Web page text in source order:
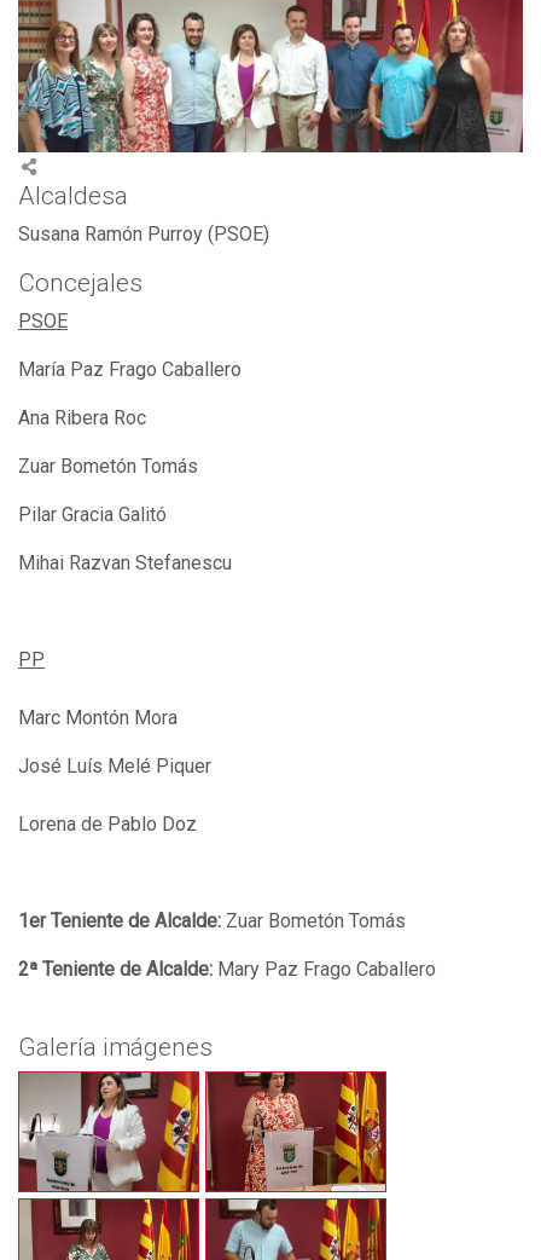
Alcaldesa
Susana Ramón Purroy (PSOE)
Concejales
PSOE
María Paz Frago Caballero
Ana Ribera Roc
Zuar Bometón Tomás
Pilar Gracia Galitó
Mihai Razvan Stefanescu
PP
Marc Montón Mora
José Luís Melé Piquer
Lorena de Pablo Doz
1er Teniente de Alcalde: Zuar Bometón Tomás
2ª Teniente de Alcalde: Mary Paz Frago Caballero
Galería imágenes